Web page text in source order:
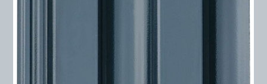
KÊNH PHÂN
THƯ